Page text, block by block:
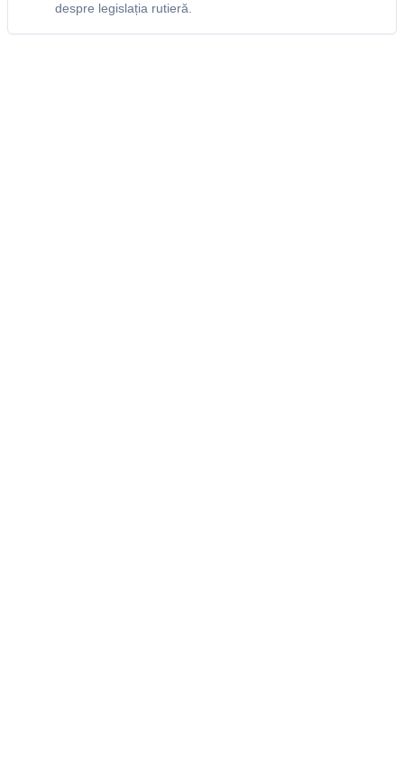
despre legislația rutieră.